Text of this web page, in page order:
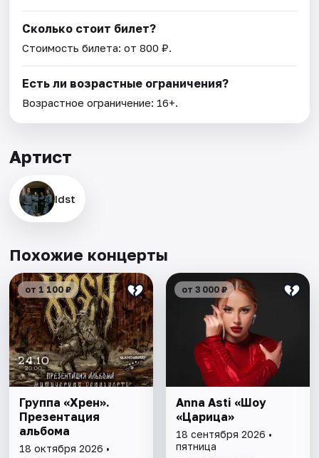
Сколько стоит билет?
Стоимость билета: от 800 ₽.
Есть ли возрастные ограничения?
Возрастное ограничение: 16+.
Артист
Idst
Похожие концерты
от 1 100 ₽
Группа «Хрен».
Презентация
альбома
18 октября 2026 •
от 3 000 ₽
Anna Asti «Шоу
«Царица»
18 сентября 2026 •
пятница